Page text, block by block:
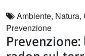
Ambiente,
Prevenzione